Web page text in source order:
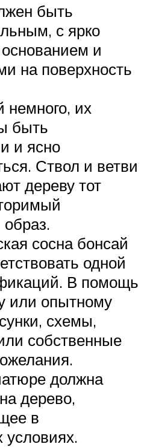
быть
с ярко
и
на поверхность
немного, их
быть
и ясно
Ствол и ветви
дереву тот
сосна бонсай
одной
В помощь
или опытному
схемы,
собственные
должна
дерево,
в
условиях.